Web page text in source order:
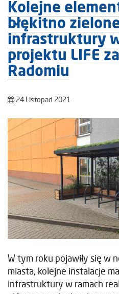
Kolejne
błękitno
infrastruktury
projektu LIFE
Radomiu
24 Listopad 2021
W tym roku pojawiły się w
miasta, kolejne instalacje
infrastruktury w ramach